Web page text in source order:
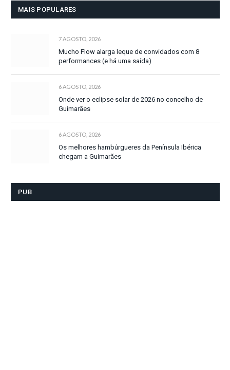
MAIS POPULARES
7 AGOSTO, 2026
Mucho Flow alarga leque de convidados com 8
performances (e há uma saída)
6 AGOSTO, 2026
Onde ver o eclipse solar de 2026 no concelho de
Guimarães
6 AGOSTO, 2026
Os melhores hambúrgueres da Península Ibérica
chegam a Guimarães
PUB